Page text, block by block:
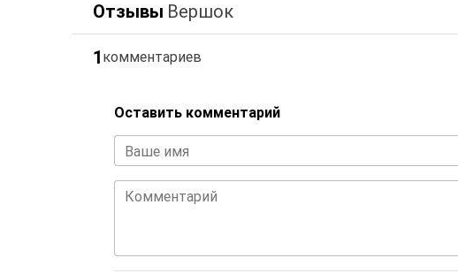
Отзывы Вершок
1 комментариев
Оставить комментарий
Ваше имя
Комментарий